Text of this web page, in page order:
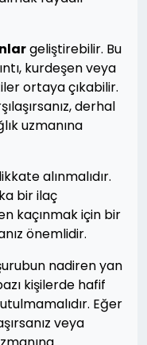
geliştirebilir. Bu
kurdeşen veya
ortaya çıkabilir.
derhal
uzmanına
alınmalıdır.
bir ilaç
kaçınmak için bir
önemlidir.
nadiren yan
kişilerde hafif
Eğer
veya